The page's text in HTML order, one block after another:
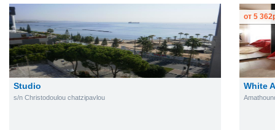
Studio
s/n Christodoulou chatzipavlou
White
от 5 362